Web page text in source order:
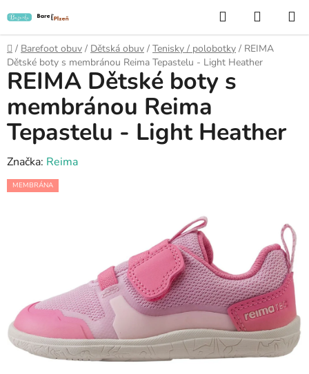
na
obsah
Hledat
KOŠÍK
Domů
/ Barefoot obuv / Dětská obuv / Tenisky / polobotky / REIMA
Dětské boty s membránou Reima Tepastelu - Light Heather
REIMA Dětské boty s
membránou Reima
Tepastelu - Light Heather
Značka: Reima
MEMBRÁNA